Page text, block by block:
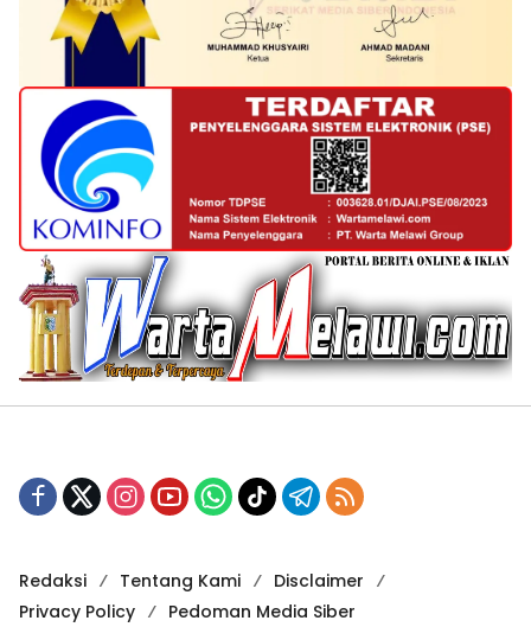
Redaksi Tentang Kami
Disclaimer
Privacy Policy
Pedoman Media Siber